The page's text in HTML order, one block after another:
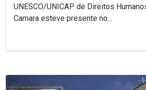
UNESCO/UNICAP de Direitos
Camara esteve presente no...